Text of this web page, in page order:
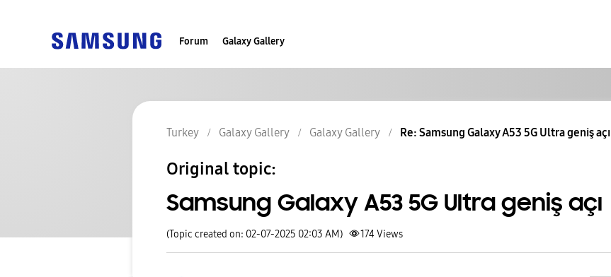
Forum Galaxy Gallery
Turkey Galaxy Gallery Galaxy Gallery Re: Samsung Galaxy A53 5G Ultra geniş açı
Original topic:
Samsung Galaxy A53 5G Ultra geniş açı
(Topic created on: 02-07-2025 02:03 AM) 174Views